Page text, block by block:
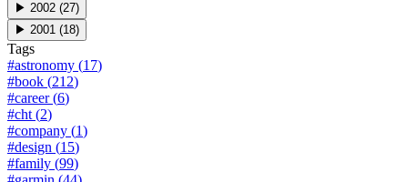
▶ 2002 (27)
▶ 2001 (18)
Tags
#astronomy (17)
#book (212)
#career(6)
#cht (2)
#company (1)
#design (15)
#family (99)